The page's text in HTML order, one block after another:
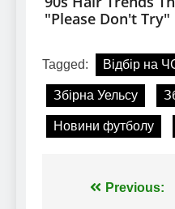
Tagged: Відбір на
Збірна Уельсу
Новини футболу
Навігація
Previous: